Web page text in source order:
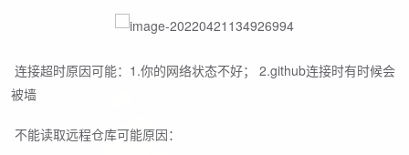
​ 连接超时原因可能：1.你的网络状态不好； 2.github连接时有时候会
被墙
​ 不能读取远程仓库可能原因：